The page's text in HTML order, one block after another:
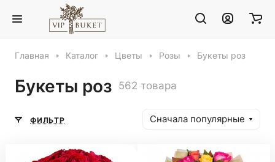
Главная Каталог Цветы Розы Букеты роз
Букеты роз 562 товара
ФИЛЬТР Сначала популярные